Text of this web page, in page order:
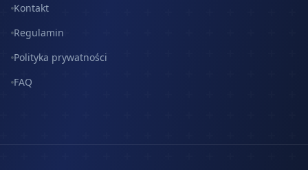
Kontakt
Regulamin
Polityka prywatności
FAQ